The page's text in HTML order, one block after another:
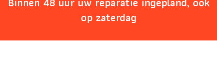
op zaterdag